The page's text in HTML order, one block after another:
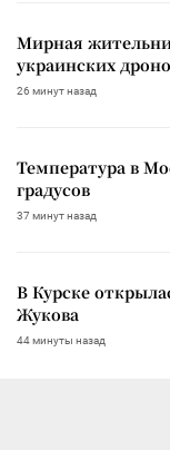
Мирная
украинских
26 минут назад
Температура в
градусов
37 минут назад
В Курске
Жукова
44 минуты назад